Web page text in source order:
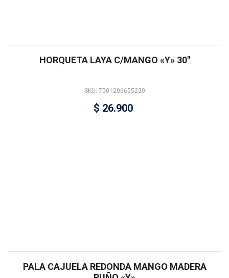
HORQUETA LAYA C/MANGO «Y» 30″
SKU: 7501206655220
$ 26.900
PALA CAJUELA REDONDA MANGO MADERA